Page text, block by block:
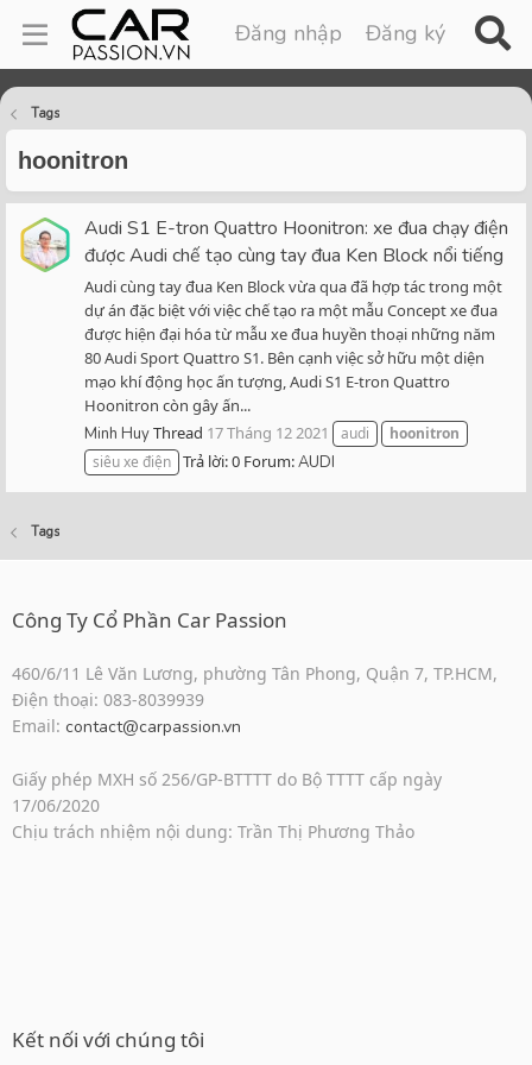
Đăng nhập Đăng ký
Tags
hoonitron
Audi S1 E-tron Quattro Hoonitron: xe đua chạy điện
được Audi chế tạo cùng tay đua Ken Block nổi tiếng
Audi cùng tay đua Ken Block vừa qua đã hợp tác trong một
dự án đặc biệt với việc chế tạo ra một mẫu Concept xe đua
được hiện đại hóa từ mẫu xe đua huyền thoại những năm
80 Audi Sport Quattro S1. Bên cạnh việc sở hữu một diện
mạo khí động học ấn tượng, Audi S1 E-tron Quattro
Hoonitron còn gây ấn...
Minh HuyThread 17 Tháng 12 2021 audi
hoonitron
siêu xe điện Trả lời: 0 Forum:AUDI
Tags
Công Ty Cổ Phần Car Passion
460/6/11 Lê Văn Lương, phường Tân Phong, Quận 7, TP.HCM,
Điện thoại: 083-8039939
Email: contact@carpassion.vn
Giấy phép MXH số 256/GP-BTTTT do Bộ TTTT cấp ngày
17/06/2020
Chịu trách nhiệm nội dung: Trần Thị Phương Thảo
Kết nối với chúng tôi